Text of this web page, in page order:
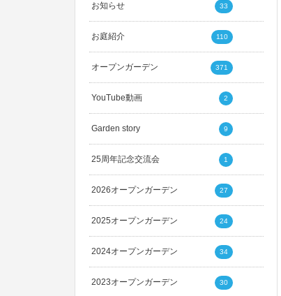
お知らせ 33
お庭紹介 110
オープンガーデン 371
YouTube動画 2
Garden story 9
25周年記念交流会 1
2026オープンガーデン 27
2025オープンガーデン 24
2024オープンガーデン 34
2023オープンガーデン 30